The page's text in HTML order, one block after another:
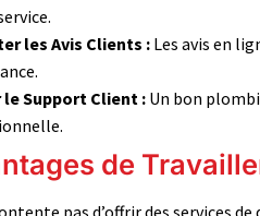
les Avis Clients : Les avis en
le Support Client :Un bon
de
pas d’offrir des services